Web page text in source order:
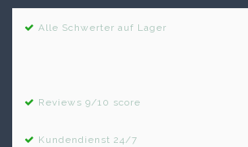
Alle Schwerter auf Lager
Reviews 9/10 score
Kundendienst 24/7